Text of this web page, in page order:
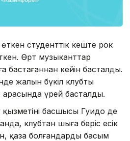
студенттік кеште рок
Өрт музыканттар
бастағаннан кейін басталды.
жалын бүкіл клубты
үрей басталды.
басшысы Гуидо де
клубтан шыға беріс есік
қаза болғандардың басым